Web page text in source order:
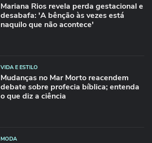
Mariana Rios revela perda gestacional e
desabafa: 'A bênção às vezes está
naquilo que não acontece'
VIDA E ESTILO
Mudanças no Mar Morto reacendem
debate sobre profecia bíblica; entenda
o que diz a ciência
MODA